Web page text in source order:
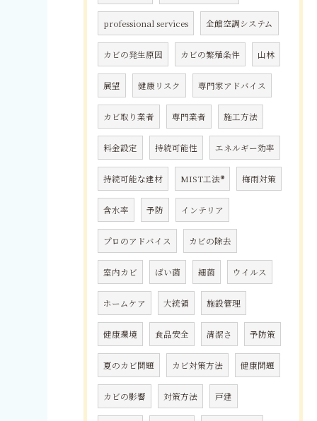
professional services 全館空調システム
カビの発生原因 カビの繁殖条件 山林
展望 健康リスク 専門家アドバイス
カビ取り業者 専門業者 施工方法
料金設定 持続可能性 エネルギー効率
持続可能な建材 MIST工法® 梅雨対策
含水率 予防 インテリア
プロのアドバイス カビの除去
室内カビ ばい菌 細菌 ウイルス
ホームケア 大統領 施設管理
健康環境 食品安全 清潔さ 予防策
夏のカビ問題 カビ対策方法 健康問題
カビの影響 対策方法 戸建